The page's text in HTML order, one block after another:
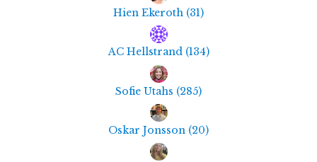
Hien Ekeroth (31)
AC Hellstrand (134)
Sofie Utahs (285)
Oskar Jonsson (20)